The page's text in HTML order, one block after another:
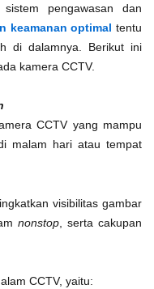
pengawasan dan
keamanan optimal tentu
di dalamnya. Berikut ini
kamera CCTV.
CCTV yang mampu
malam hari atau tempat
visibilitas gambar
nonstop, serta cakupan
CCTV, yaitu: